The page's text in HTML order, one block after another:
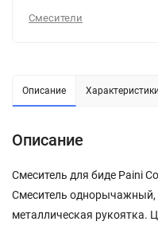
Смесители
Описание Характеристики
Описание
Смеситель для биде Paini
Смеситель однорычажный,
металлическая рукоятка.